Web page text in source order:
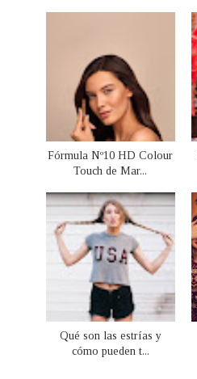
Fórmula Nº10 HD Colour
Touch de Mar...
Qué son las estrías y
cómo pueden t...